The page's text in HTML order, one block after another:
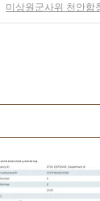
미상원군사위 천안함